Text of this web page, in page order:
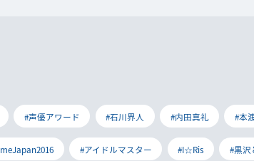
#声優アワード #石川界人 #内田真礼 #本
#アイドルマスター #I☆Ris #黒沢